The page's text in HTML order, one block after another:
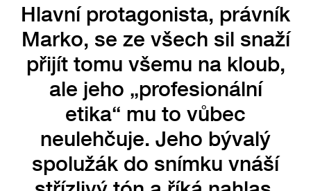
Hlavní protagonista, právník
Marko, se ze všech sil snaží
přijít tomu všemu na kloub,
ale jeho „profesionální
etika“ mu to vůbec
neulehčuje. Jeho bývalý
spolužák do snímku vnáší